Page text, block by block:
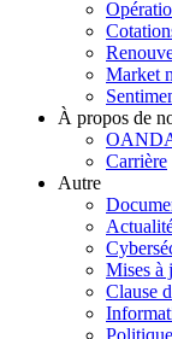
Market
À propos de
Carrière
Autre
Mises à
Clause